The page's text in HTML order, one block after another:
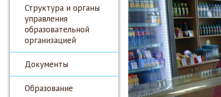
Структура и органы
управления
образовательной
организацией
Документы
Образование